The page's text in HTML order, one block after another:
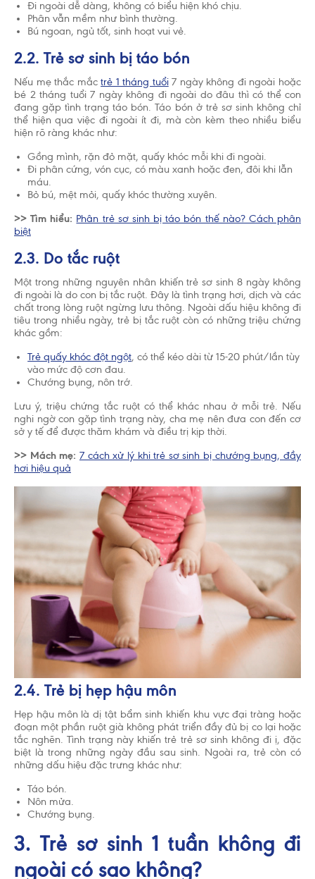
Đi ngoài dễ dàng, không có biểu hiện khó chịu.
Phân vẫn mềm như bình thường.
Bú ngoan, ngủ tốt, sinh hoạt vui vẻ.
2.2. Trẻ sơ sinh bị táo bón
Nếu mẹ thắc mắctrẻ 1 tháng tuổi7 ngày không đi ngoài hoặc
bé 2 tháng tuổi 7 ngày không đi ngoài do đâu thì có thể con
đang gặp tình trạng táo bón. Táo bón ở trẻ sơ sinh không chỉ
thể hiện qua việc đi ngoài ít đi, mà còn kèm theo nhiều biểu
hiện rõ ràng khác như:
Gồng mình, rặn đỏ mặt, quấy khóc mỗi khi đi ngoài.
Đi phân cứng, vón cục, có màu xanh hoặc đen, đôi khi lẫn
máu.
Bỏ bú, mệt mỏi, quấy khóc thường xuyên.
>> Tìm hiểu: Phân trẻ sơ sinh bị táo bón thế nào? Cách phân
biệt
2.3. Do tắc ruột
Một trong những nguyên nhân khiến trẻ sơ sinh 8 ngày không
đi ngoài là do con bị tắc ruột. Đây là tình trạng hơi, dịch và các
chất trong lòng ruột ngừng lưu thông. Ngoài dấu hiệu không đi
tiêu trong nhiều ngày, trẻ bị tắc ruột còn có những triệu chứng
khác gồm:
Trẻ quấy khóc đột ngột, có thể kéo dài từ 15-20 phút/lần tùy
vào mức độ cơn đau.
Chướng bụng, nôn trớ.
Lưu ý, triệu chứng tắc ruột có thể khác nhau ở mỗi trẻ. Nếu
nghi ngờ con gặp tình trạng này, cha mẹ nên đưa con đến cơ
sở y tế để được thăm khám và điều trị kịp thời.
>> Mách mẹ: 7 cách xử lý khi trẻ sơ sinh bị chướng bụng, đầy
hơi hiệu quả
2.4. Trẻ bị hẹp hậu môn
Hẹp hậu môn là dị tật bẩm sinh khiến khu vực đại tràng hoặc
đoạn một phần ruột già không phát triển đầy đủ bị co lại hoặc
tắc nghẽn. Tình trạng này khiến trẻ trẻ sơ sinh không đi ị, đặc
biệt là trong những ngày đầu sau sinh. Ngoài ra, trẻ còn có
những dấu hiệu đặc trưng khác như:
Táo bón.
Nôn mửa.
Chướng bụng.
3. Trẻ sơ sinh 1 tuần không đi
ngoài có sao không?
Chấp nhận và đóng
Tổ chức Y Tế Thế Giới (WHO) khuyến cáo nên nuôi
con bằng sữa mẹ cho đến khi trẻ được 2 tuổi. Cho
trẻ bú bình hoặc dùng thức ăn, thức uống khác
trong 6 tháng đầu là không cần thiết và sẽ có ảnh
hưởng không tốt đến việc nuôi con bằng sữa mẹ.
Sau sáu tháng tuổi, trẻ cần được cho ăn thức ăn bổ
cho đến 2 tuổi. Hãy gặp bác sĩ để được tư vấn
trước khi quyết định dùng sản phẩm dinh dưỡng
công thức hoặc nếu bạn gặp vấn đề khi cho con